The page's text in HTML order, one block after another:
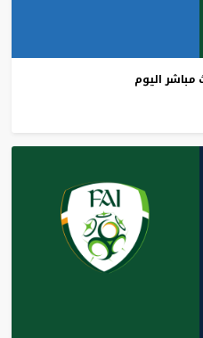
مباشر اليوم